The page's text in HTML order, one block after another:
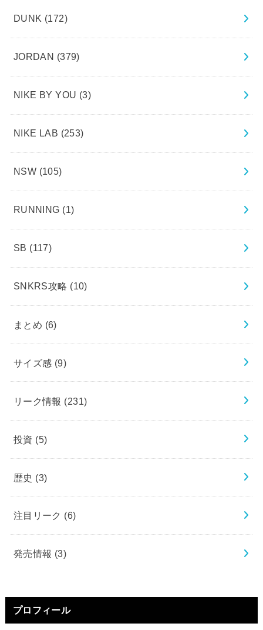
DUNK (172)
JORDAN (379)
NIKE BY YOU (3)
NIKE LAB (253)
NSW (105)
RUNNING (1)
SB (117)
SNKRS攻略 (10)
まとめ (6)
サイズ感 (9)
リーク情報 (231)
投資 (5)
歴史 (3)
注目リーク (6)
発売情報 (3)
プロフィール